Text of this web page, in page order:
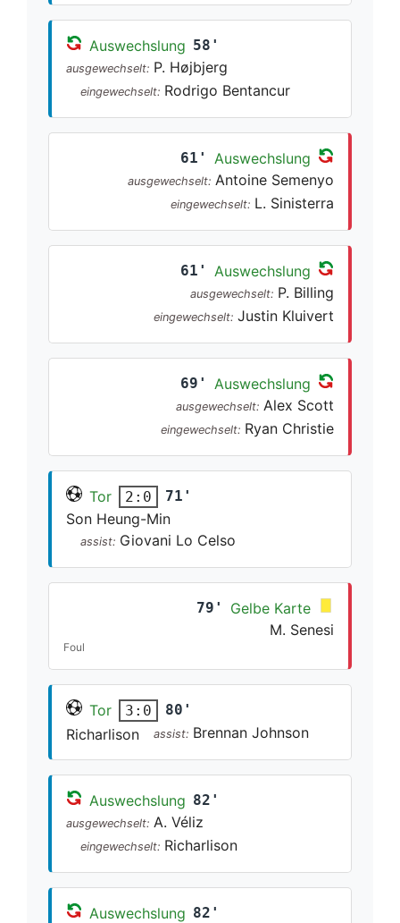
Auswechslung 58'
ausgewechselt: P. Højbjerg
eingewechselt: Rodrigo Bentancur
61' Auswechslung
ausgewechselt: Antoine Semenyo
eingewechselt: L. Sinisterra
61' Auswechslung
ausgewechselt: P. Billing
eingewechselt: Justin Kluivert
69' Auswechslung
ausgewechselt: Alex Scott
eingewechselt: Ryan Christie
Tor 2:0 71'
Son Heung-Min
assist: Giovani Lo Celso
79'
Gelbe Karte
M. Senesi
Foul
Tor 3:0 80'
Richarlison assist: Brennan Johnson
Auswechslung 82'
ausgewechselt: A. Véliz
eingewechselt: Richarlison
Auswechslung 82'